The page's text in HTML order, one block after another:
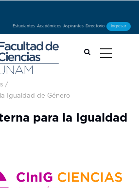
Ingresar
Directorio
Aspirantes
Académicos
Estudiantes
/
Igualdad de Género
para la Igualdad